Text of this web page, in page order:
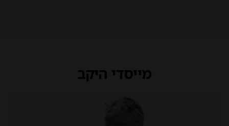
מייסדי היקב